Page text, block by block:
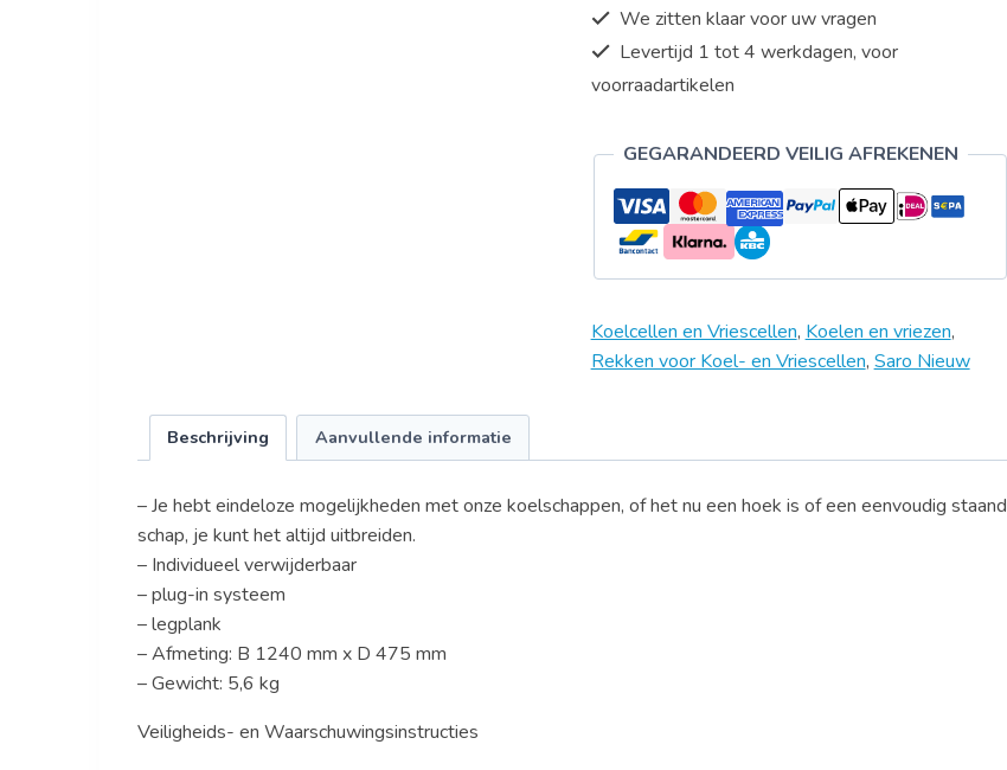
We zitten klaar voor uw vragen
Levertijd 1 tot 4 werkdagen, voor
voorraadartikelen
GEGARANDEERD VEILIG AFREKENEN
Koelcellen en Vriescellen, Koelen en vriezen,
Rekken voor Koel- en Vriescellen, Saro Nieuw
Beschrijving Aanvullende informatie
– Je hebt eindeloze mogelijkheden met onze koelschappen, of het nu een hoek is of een eenvoudig staand
schap, je kunt het altijd uitbreiden.
– Individueel verwijderbaar
– plug-in systeem
– legplank
– Afmeting: B 1240 mm x D 475 mm
– Gewicht: 5,6 kg
Veiligheids- en Waarschuwingsinstructies